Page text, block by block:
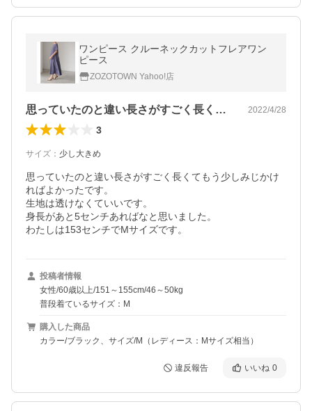
ワンピース クルーネックカットフレアワン
ピース
ZOZOTOWN Yahoo!店
思っていたのと違い長さがすごく長くても… 2022/4/28
3
サイズ ： 少し大きめ
思っていたのと違い長さがすごく長くてもう少しみじかけ
ればよかったです。
生地は透けなくていいです。
身長があと5センチあればなと思いました。
わたしは153センチでMサイズです。
投稿者情報
女性/60歳以上/151～155cm/46～50kg
普段着ているサイズ：M
購入した商品
カラー/ブラック、サイズ/M（レディース：Mサイズ相当）
違反報告 いいね 0